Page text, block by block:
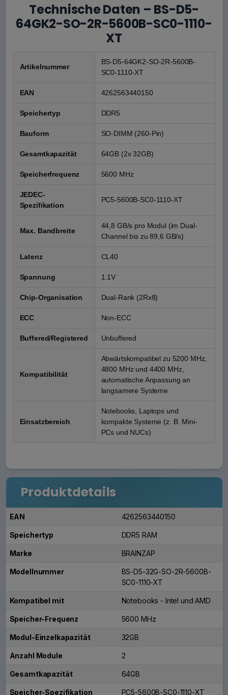
Technische Daten – BS-D5-
64GK2-SO-2R-5600B-SC0-1110-
XT
Artikelnummer
BS-D5-64GK2-SO-2R-5600B-
SC0-1110-XT
EAN 4262563440150
Speichertyp DDR5
Bauform SO-DIMM (260-Pin)
Gesamtkapazität 64GB (2x 32GB)
Speicherfrequenz 5600 MHz
JEDEC-
Spezifikation
PC5-5600B-SC0-1110-XT
Max. Bandbreite
44,8 GB/s pro Modul (im Dual-
Channel bis zu 89,6 GB/s)
Latenz CL40
Spannung 1.1V
Chip-Organisation Dual-Rank (2Rx8)
ECC Non-ECC
Buffered/Registered Unbuffered
Kompatibilität
Abwärtskompatibel zu 5200 MHz,
4800 MHz und 4400 MHz,
automatische Anpassung an
langsamere Systeme
Einsatzbereich
Notebooks, Laptops und
kompakte Systeme (z. B. Mini-
PCs und NUCs)
Produktdetails
EAN 4262563440150
Speichertyp DDR5 RAM
Marke BRAINZAP
Modellnummer
BS-D5-32G-SO-2R-5600B-
SC0-1110-XT
Kompatibel mit Notebooks - Intel und AMD
Speicher-Frequenz 5600 MHz
Modul-Einzelkapazität 32GB
Anzahl Module 2
Gesamtkapazität 64GB
Speicher-Spezifikation PC5-5600B-SC0-1110-XT